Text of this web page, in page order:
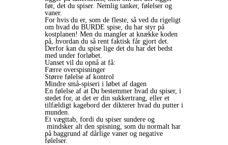
før, det du spiser. Nemlig tanker, følelser og
vaner.
For hvis du er, som de fleste, så ved du rigeligt
om hvad du BURDE spise, du har styr på
kostplanen! Men du mangler at knække koden
på, hvordan du så rent faktisk får gjort det.
Derfor kan du spise lige det du har det bedst
med under forløbet.
Uanset vil du opnå at få:
Færre overspisninger
Større følelse af kontrol
Mindre små-spiseri i løbet af dagen
En følelse af at Du bestemmer hvad du spiser, i
stedet for, at det er din sukkertrang, eller et
tilfældigt kagebord der dikterer hvad du putter i
munden.
Et vægttab, fordi du spiser sundere og
mindsker alt den spisning, som du normalt har
på baggrund af dårlige vaner og negative
følelser.